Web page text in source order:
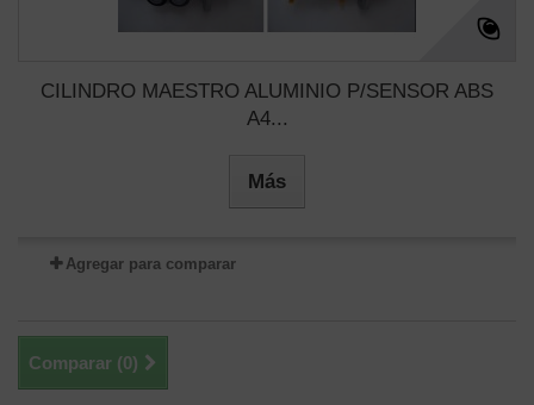
CILINDRO MAESTRO ALUMINIO P/SENSOR ABS
A4...
Más
Agregar para comparar
Comparar (0)